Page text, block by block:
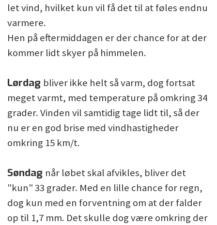
let vind, hvilket kun vil få det til at føles endnu
varmere.
Hen på eftermiddagen er der chance for at der
kommer lidt skyer på himmelen.
Lørdag bliver ikke helt så varm, dog fortsat
meget varmt, med temperature på omkring 34
grader. Vinden vil samtidig tage lidt til, så der
nu er en god brise med vindhastigheder
omkring 15 km/t.
Søndag når løbet skal afvikles, bliver det
"kun" 33 grader. Med en lille chance for regn,
dog kun med en forventning om at der falder
op til 1,7 mm. Det skulle dog være omkring der